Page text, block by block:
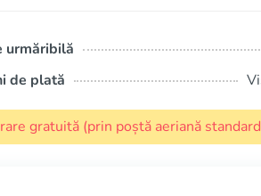
urmăribilă
de plată
gratuită (prin poștă aeriană